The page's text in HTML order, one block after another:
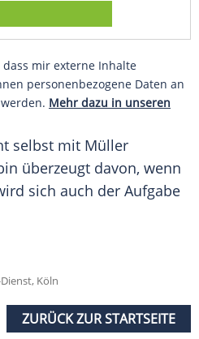
mir externe Inhalte
personenbezogene Daten an
Mehr dazu in unseren
selbst mit Müller
überzeugt davon, wenn
sich auch der Aufgabe
Köln
ZURÜCK ZUR STARTSEITE